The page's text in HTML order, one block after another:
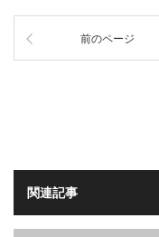
前のページ
関連記事